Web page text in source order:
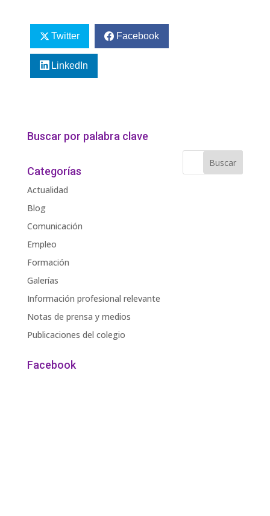
Twitter Facebook
LinkedIn
Buscar por palabra clave
Categorías
Actualidad
Blog
Comunicación
Empleo
Formación
Galerías
Información profesional relevante
Notas de prensa y medios
Publicaciones del colegio
Facebook